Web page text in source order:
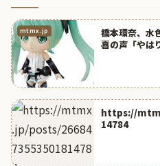
mtmx.jp
橋本環奈、水
喜の声「やは
https://
14784